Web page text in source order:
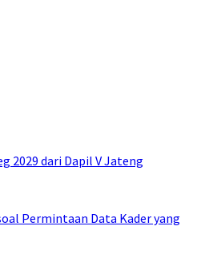
2029 dari Dapil V Jateng
Permintaan Data Kader yang